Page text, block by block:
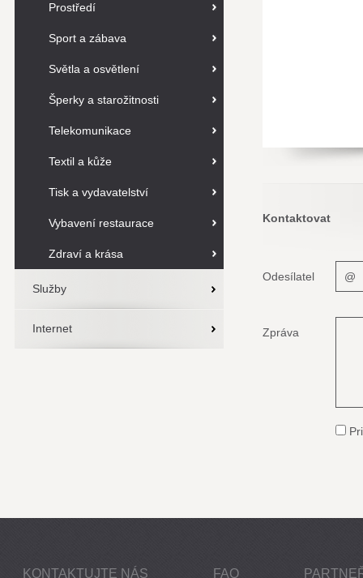
Prostředí
Sport a zábava
Světla a osvětlení
Šperky a starožitnosti
Telekomunikace
Textil a kůže
Tisk a vydavatelství
Vybavení restaurace
Zdraví a krása
Služby
Internet
Kontaktovat
Odesílatel
Zpráva
KONTAKTUJTE NÁS FAQ